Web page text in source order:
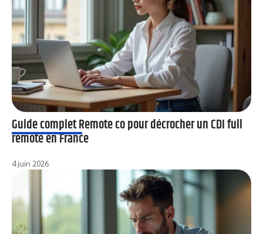
Guide complet Remote co pour décrocher un CDI full
remote en France
4 juin 2026